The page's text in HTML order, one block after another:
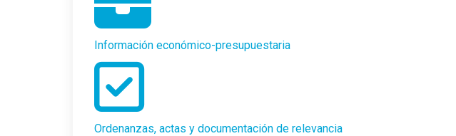
Información económico-presupuestaria
Ordenanzas, actas y documentación de relevancia